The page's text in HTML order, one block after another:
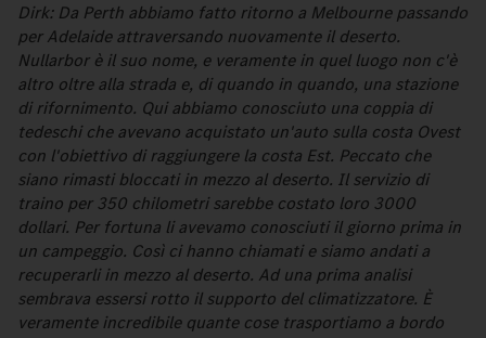
Dirk: Da Perth abbiamo fatto ritorno a Melbourne passando
per Adelaide attraversando nuovamente il deserto.
Nullarbor è il suo nome, e veramente in quel luogo non c'è
altro oltre alla strada e, di quando in quando, una stazione
di rifornimento. Qui abbiamo conosciuto una coppia di
tedeschi che avevano acquistato un'auto sulla costa Ovest
con l'obiettivo di raggiungere la costa Est. Peccato che
siano rimasti bloccati in mezzo al deserto. Il servizio di
traino per 350 chilometri sarebbe costato loro 3000
dollari. Per fortuna li avevamo conosciuti il giorno prima in
un campeggio. Così ci hanno chiamati e siamo andati a
recuperarli in mezzo al deserto. Ad una prima analisi
sembrava essersi rotto il supporto del climatizzatore. È
veramente incredibile quante cose trasportiamo a bordo